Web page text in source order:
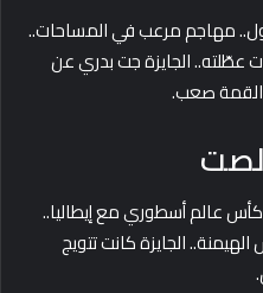
سنة 2001 مع ليفربول.. مهاجم مرعب في المساحات..
عطّلته.. الجايزة جت بدري عن
القمة صعب.
خدها سنة 2006 بعد كأس عالم أسطوري مع إيطاليا..
الجايزة كانت تتويج